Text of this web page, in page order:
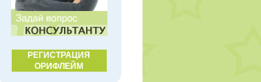
РЕГИСТРАЦИЯ
ОРИФЛЕЙМ